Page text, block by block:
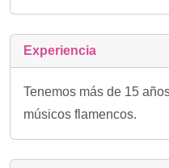
Experiencia
Tenemos más de 15
músicos flamencos.